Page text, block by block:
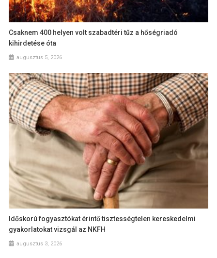
Csaknem 400 helyen volt szabadtéri tűz a hőségriadó
kihirdetése óta
augusztus 5, 2026
Időskorú fogyasztókat érintő tisztességtelen kereskedelmi
gyakorlatokat vizsgál az NKFH
augusztus 3, 2026